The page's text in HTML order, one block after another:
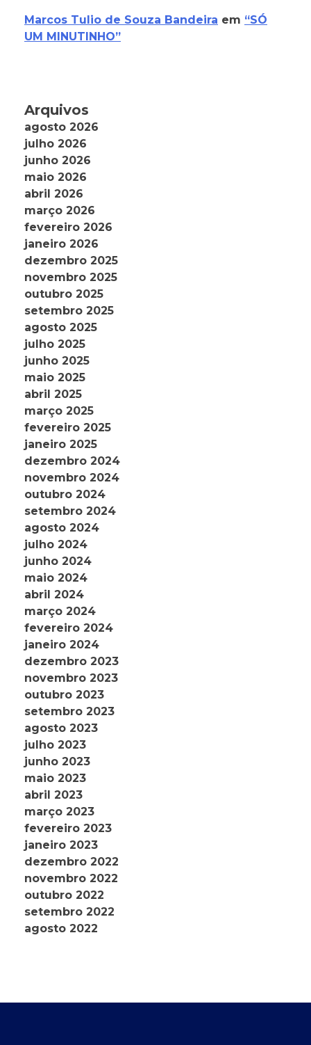
Marcos Tulio de Souza Bandeira em “SÓ
UM MINUTINHO”
Arquivos
agosto 2026
julho 2026
junho 2026
maio 2026
abril 2026
março 2026
fevereiro 2026
janeiro 2026
dezembro 2025
novembro 2025
outubro 2025
setembro 2025
agosto 2025
julho 2025
junho 2025
maio 2025
abril 2025
março 2025
fevereiro 2025
janeiro 2025
dezembro 2024
novembro 2024
outubro 2024
setembro 2024
agosto 2024
julho 2024
junho 2024
maio 2024
abril 2024
março 2024
fevereiro 2024
janeiro 2024
dezembro 2023
novembro 2023
outubro 2023
setembro 2023
agosto 2023
julho 2023
junho 2023
maio 2023
abril 2023
março 2023
fevereiro 2023
janeiro 2023
dezembro 2022
novembro 2022
outubro 2022
setembro 2022
agosto 2022